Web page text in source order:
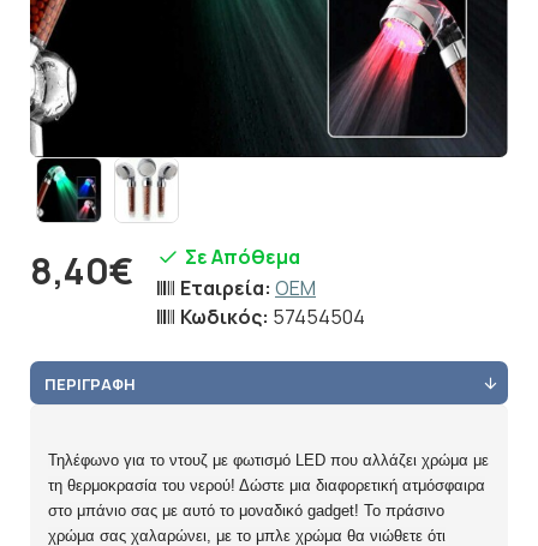
8,40€
Σε Απόθεμα
Εταιρεία: OEM
Κωδικός: 57454504
ΠΕΡΙΓΡΑΦΉ
Τηλέφωνο για το ντουζ με φωτισμό LED που αλλάζει χρώμα με
τη θερμοκρασία του νερού! Δώστε μια διαφορετική ατμόσφαιρα
στο μπάνιο σας με αυτό το μοναδικό gadget! Το πράσινο
χρώμα σας χαλαρώνει, με το μπλε χρώμα θα νιώθετε ότι